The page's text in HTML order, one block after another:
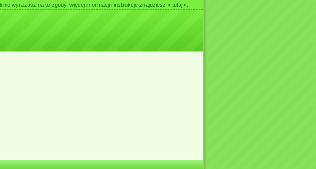
wyrażasz na to zgody, więcej informacji i instrukcje znajdziesz » tutaj «